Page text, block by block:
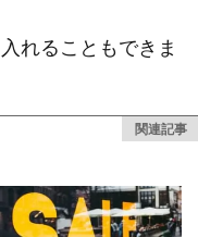
れることもできま
関連記事